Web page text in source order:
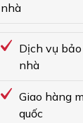
nhà
Dịch vụ
nhà
Giao hàng
quốc